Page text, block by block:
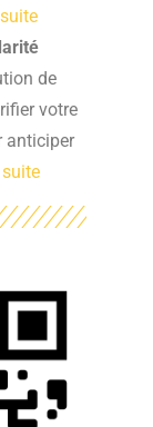
de
votre
anticiper